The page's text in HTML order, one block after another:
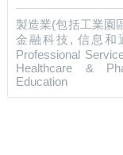
製造業(包括工業園
金融科技, 信息和
Professional
Healthcare &
Education